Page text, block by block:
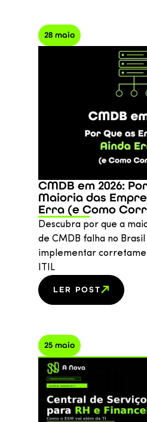
28 maio
CMDB em 2026:
Maioria das
Erra (e Como
Descubra por que a
de CMDB falha no Brasil
implementar
ITIL
LER POST
25 maio